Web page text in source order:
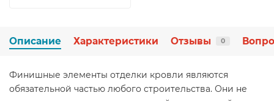
Описание Характеристики Отзывы 0
Финишные элементы отделки кровли являются
обязательной частью любого строительства. Они не